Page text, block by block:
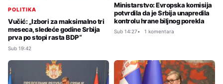
POLITIKA
Vučić: „Izbori za maksimalno tri
meseca, sledeće godine Srbija
prva po stopi rasta BDP“
Sub 19:42
Ministarstvo: Evropska komisija
potvrdila da je Srbija unapredila
kontrolu hrane biljnog porekla
Sub 14:27 1 komentara